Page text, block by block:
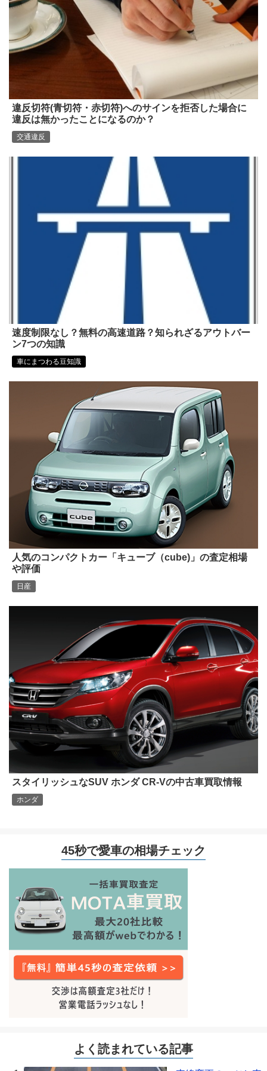
違反切符(青切符・赤切符)へのサインを拒否した場合に
違反は無かったことになるのか？
交通違反
速度制限なし？無料の高速道路？知られざるアウトバー
ン7つの知識
車にまつわる豆知識
人気のコンパクトカー「キューブ（cube)」の査定相場
や評価
日産
スタイリッシュなSUV ホンダ CR-Vの中古車買取情報
ホンダ
45秒で愛車の相場チェック
よく読まれている記事